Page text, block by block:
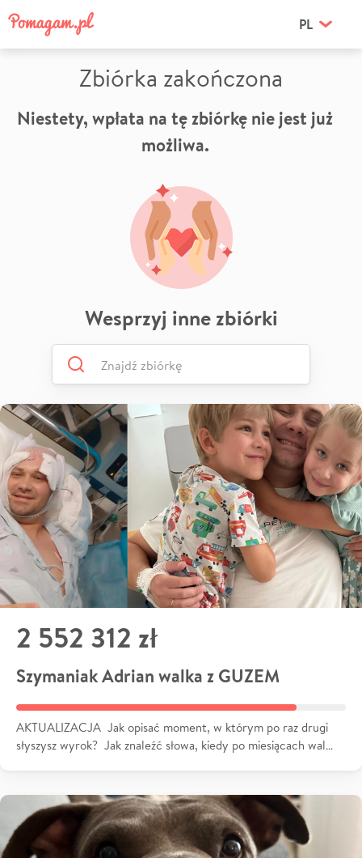
PL
Zbiórka zakończona
Niestety, wpłata na tę zbiórkę nie jest już
możliwa.
Wesprzyj inne zbiórki
2 552 312 zł
Szymaniak Adrian walka z GUZEM
AKTUALIZACJA Jak opisać moment, w którym po raz drugi
słyszysz wyrok? Jak znaleźć słowa, kiedy po miesiącach wal…